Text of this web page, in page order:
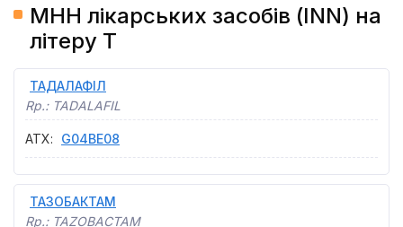
МНН лікарських засобів (INN) на
літеру Т
ТАДАЛАФІЛ
Rp.: TADALAFIL
АТХ: G04BE08
ТАЗОБАКТАМ
Rp.: TAZOBACTAM